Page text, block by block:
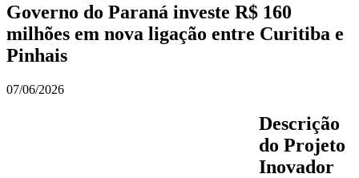
Governo do Paraná investe R$ 160
milhões em nova ligação entre Curitiba e
Pinhais
07/06/2026
Descrição
do Projeto
Inovador